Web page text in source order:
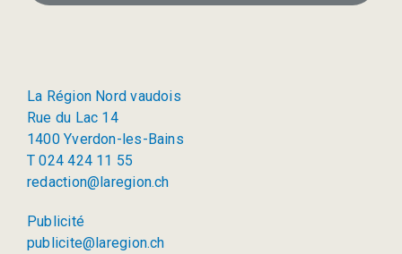
La Région Nord vaudois
Rue du Lac 14
1400 Yverdon-les-Bains
T 024 424 11 55
redaction@laregion.ch
Publicité
publicite@laregion.ch